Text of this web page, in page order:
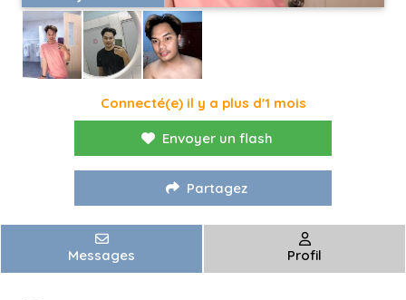
Connecté(e) il y a plus d'1 mois
Envoyer un flash
Partagez
Messages Profil